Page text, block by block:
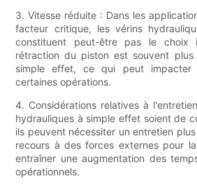
3. Vitesse réduite : Dans les
facteur critique, les vérins
constituent peut-être pas le choix
rétraction du piston est souvent
simple effet, ce qui peut impacter
certaines opérations.
4. Considérations relatives à
hydrauliques à simple effet soient de
ils peuvent nécessiter un entretien
recours à des forces externes pour
entraîner une augmentation des
opérationnels.